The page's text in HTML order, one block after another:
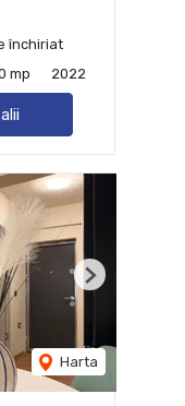
închiriat
mp 2022
Harta
Next